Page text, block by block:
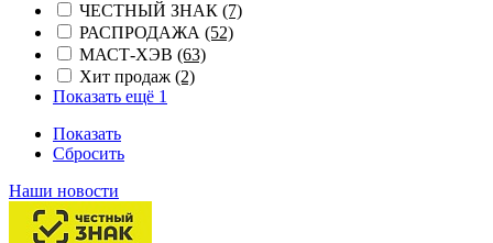
ЧЕСТНЫЙ ЗНАК (7)
РАСПРОДАЖА (52)
МАСТ-ХЭВ (63)
Хит продаж (2)
Показать ещё 1
Показать
Сбросить
Наши новости